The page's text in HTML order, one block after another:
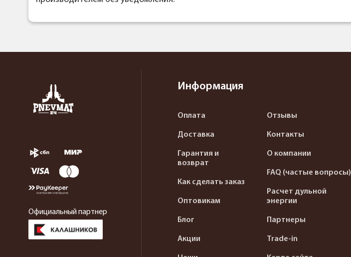
Официальный партнер
Информация
Оплата
Доставка
Гарантия и
возврат
Как сделать заказ
Оптовикам
Блог
Акции
Отзывы
Контакты
О компании
FAQ (частые вопросы)
Расчет дульной
энергии
Партнеры
Trade-in